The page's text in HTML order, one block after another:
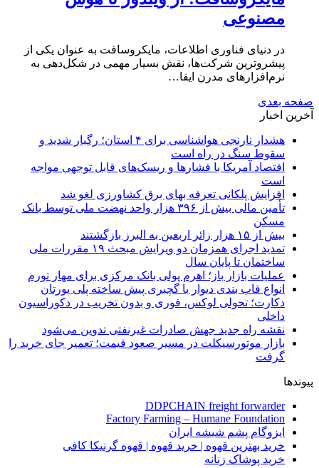
مصنوعی
در دنیای فناوری اطلاعات، مایکروسافت به عنوان یکی از
پیشروترین شرکت‌ها، نقش بسیار مهمی در شکل‌دهی به
نرم‌افزارهای مدرن ایفا…
صفحه بعدی
آخرین اخبار
هشدار نارنجی هواشناسی برای ۴ استان؛ رگبار شدید و
سقوط سنگ در راه است
اقتصاد آمریکا با فشارها و ریسک‌های قابل توجهی مواجه
است
افزایش پلکانی تعرفه بهای برق کشاورزی لغو شد
تأمین مالی بیش از ۳۹۶ هزار واحد نهضت ملی توسط بانک
مسکن
بیش از ۱۵ هزار زائر اربعین به البرز بازگشتند
تمدید اجرای همزمان دو ویرایش مبحث ۱۹ مقررات ملی
ساختمان تا پایان سال
عملیات بازار باز؛ اهرم پولی بانک مرکزی برای مهار تورم
انواع قاب بندی دیوار با گچبری پیش ساخته پلی یورتان
دکارت؛ تحولی لوکس، فوری و بدون تخریب در دکوراسیون
داخلی
نقشه راه جدید جهش صادرات غیرنفتی تدوین می‌شود
بازار موتورسیکلت در مسیر صعود قیمت؛ تعمیر جای خرید را
گرفت
پیوندها
DDPCHAIN freight forwarder
Factory Farming – Humane Foundation
ایزوگام پشم شیشه ایران
خرید بهترین قهوه | خرید قهوه | قهوه گرنیکا کافی
خرید پوشاک زنانه